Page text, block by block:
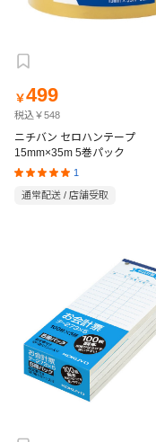
￥499
税込￥548
ニチバン セロハンテープ
15mm×35m 5巻パック
1
通常配送 / 店舗受取